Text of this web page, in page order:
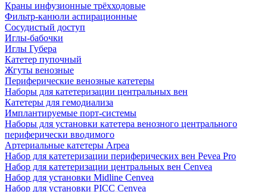
Краны инфузионные трёхходовые
Фильтр-канюли аспирационные
Сосудистый доступ
Иглы-бабочки
Иглы Губера
Катетер пупочный
Жгуты венозные
Периферические венозные катетеры
Наборы для катетеризации центральных вен
Катетеры для гемодиализа
Имплантируемые порт‑системы
Наборы для установки катетера венозного центрального
периферически вводимого
Артериальные катетеры Arpea
Набор для катетеризации периферических вен Pevea Pro
Набор для катетеризации центральных вен Cenvea
Набор для установки Midline Cenvea
Набор для установки PICC Cenvea